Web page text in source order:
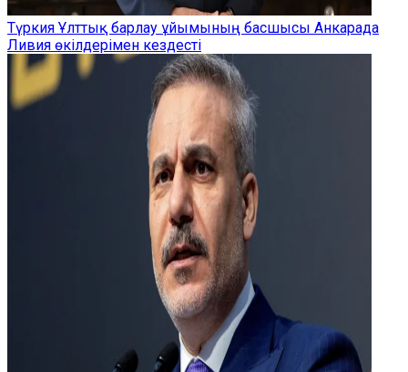
Түркия Ұлттық барлау ұйымының басшысы Анкарада
Ливия өкілдерімен кездесті